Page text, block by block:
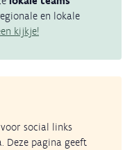
en lokale
kijkje!
social links
Deze pagina geeft